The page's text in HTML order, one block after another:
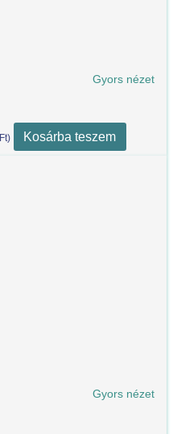
Gyors nézet
Ft) Kosárba teszem
Gyors nézet